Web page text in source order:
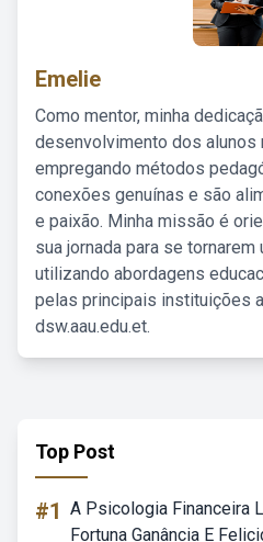
Emelie
Como mentor, minha
desenvolvimento dos alunos
empregando métodos
conexões genuínas e são
e paixão. Minha missão é
sua jornada para se tornarem
utilizando abordagens
pelas principais instituições
dsw.aau.edu.et.
Top Post
#1 A Psicologia Financeira
Fortuna Ganância E